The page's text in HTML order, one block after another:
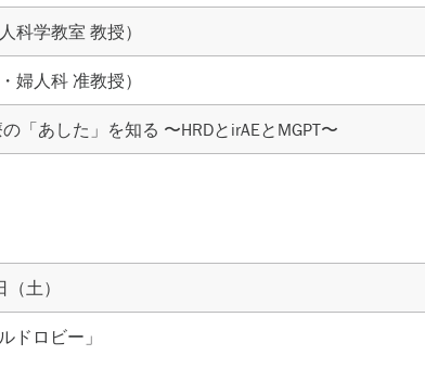
科学教室 教授）
婦人科 准教授）
「あした」を知る 〜HRDとirAEとMGPT〜
土）
ドロビー」